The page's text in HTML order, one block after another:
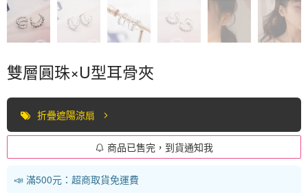
雙層圓珠×U型耳骨夾
折疊遮陽涼扇
商品已售完，到貨通知我
📣 滿500元：超商取貨免運費